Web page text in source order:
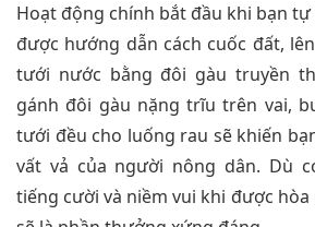
Hoạt động chính bắt đầu khi bạn tự
được hướng dẫn cách cuốc đất,
tưới nước bằng đôi gàu truyền
gánh đôi gàu nặng trĩu trên vai,
tưới đều cho luống rau sẽ khiến
vất vả của người nông dân. Dù
tiếng cười và niềm vui khi được hòa